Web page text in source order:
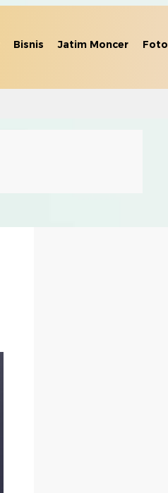
Bisnis Jatim Moncer Foto